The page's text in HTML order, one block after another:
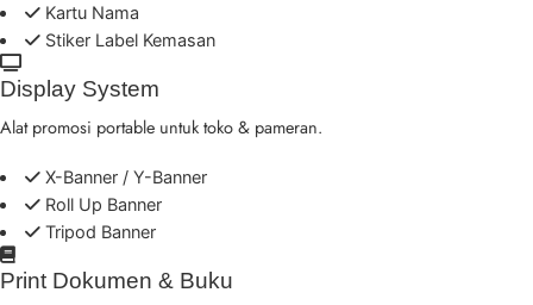
Kartu Nama
Stiker Label Kemasan
Display System
Alat promosi portable untuk toko & pameran.
X-Banner / Y-Banner
Roll Up Banner
Tripod Banner
Print Dokumen & Buku